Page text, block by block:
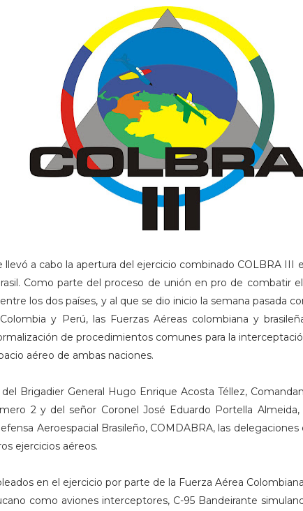
llevó a cabo la apertura del ejercicio combinado COLBRA III
Como parte del proceso de unión en pro de combatir
los dos países, y al que se dio inicio la semana pasada
y Perú, las Fuerzas Aéreas colombiana y
de procedimientos comunes para la
aéreo de ambas naciones.
Brigadier General Hugo Enrique Acosta Téllez,
2 y del señor Coronel José Eduardo Portella
Aeroespacial Brasileño, COMDABRA, las
ejercicios aéreos.
en el ejercicio por parte de la Fuerza Aérea
como aviones interceptores, C-95 Bandeirante